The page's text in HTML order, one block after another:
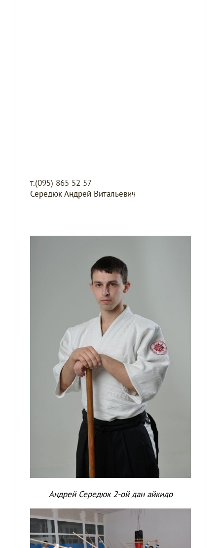
т.(095) 865 52 57
Середюк Андрей Витальевич
Андрей Середюк 2-ой дан айкидо